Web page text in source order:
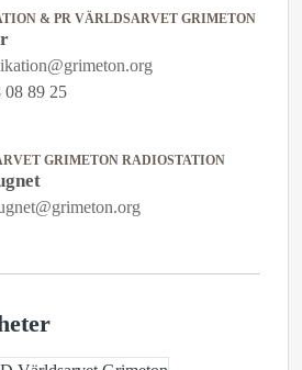
& PR VÄRLDSARVET GRIMETON
08 89 25
GRIMETON RADIOSTATION